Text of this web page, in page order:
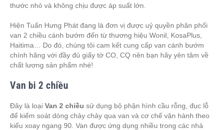
thước nhỏ và không chịu được áp suất lớn.
Hiện Tuấn Hưng Phát đang là đơn vị được uỷ quyền phân phối
van 2 chiều cánh bướm đến từ thương hiệu Wonil, KosaPlus,
Haitima… Do đó, chúng tôi cam kết cung cấp van cánh bướm
chính hãng với đầy đủ giấy tờ CO, CQ nên bạn hãy yên tâm về
chất lượng sản phẩm nhé!
Van bi 2 chiều
Đây là loại Van 2 chiều sử dụng bộ phận hình cầu rỗng, đục lỗ
để kiểm soát dòng chảy chảy qua van và cơ chế vận hành theo
kiểu xoay ngang 90. Van được ứng dụng nhiều trong các nhà